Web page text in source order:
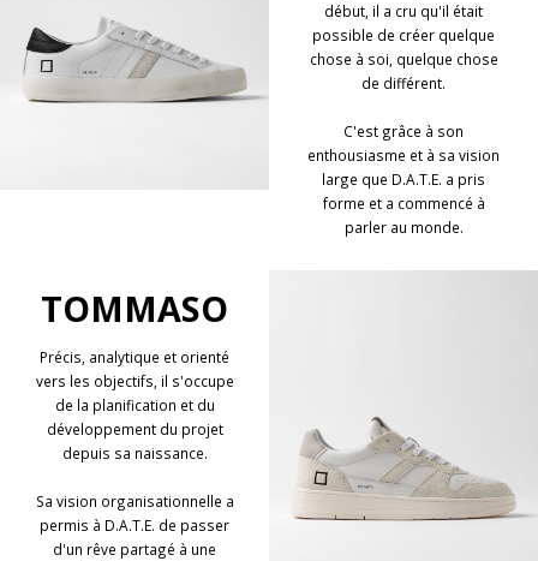
début, il a cru qu'il était
possible de créer quelque
chose à soi, quelque chose
de différent.
C'est grâce à son
enthousiasme et à sa vision
large que D.A.T.E. a pris
forme et a commencé à
parler au monde.
TOMMASO
Précis, analytique et orienté
vers les objectifs, il s'occupe
de la planification et du
développement du projet
depuis sa naissance.
Sa vision organisationnelle a
permis à D.A.T.E. de passer
d'un rêve partagé à une